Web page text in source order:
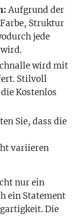
Aufgrund der
Struktur
jede
wird mit
Stilvoll
Kostenlos
Sie, dass die
variieren
nur ein
ein Statement
Die